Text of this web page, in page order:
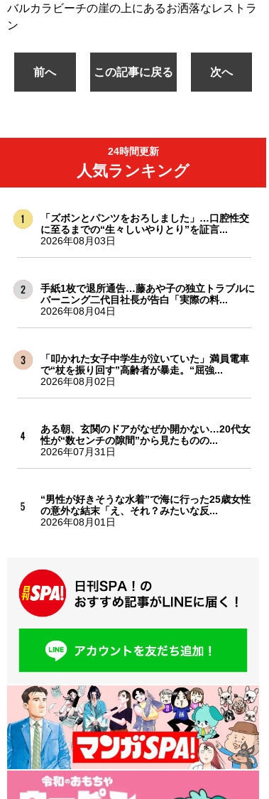
バルカラビーチの崖の上にあるお洒落なレストラ
ン
前へ この記事に戻る 次へ
24時間更新
人気ランキング
「ズボンとパンツをおろしました」…口腔性交
に至るまでの“生々しいやりとり”を証言...
2026年08月03日
手紙1枚で退所通告…藤あや子の独立トラブルに
バーニング二代目社長が告白「実際の料...
2026年08月04日
「叩かれた女子中学生が泣いていた」満員電車
で“杖を振り回す”高齢者が暴走。“屈強...
2026年08月02日
ある朝、玄関のドアがなぜか開かない…20代女
性が“数センチの隙間”から見たものの...
2026年07月31日
“男性が好きそうな水着”で海に行った25歳女性
の意外な結末「え、それ？みたいな反...
2026年08月01日